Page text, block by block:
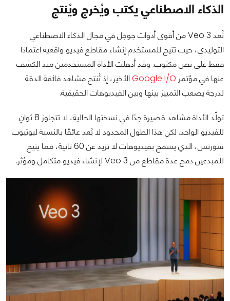
الذكاء الاصطناعي يكتب ويُخرج ويُنتج
تُعد Veo 3 من أقوى أدوات جوجل في مجال الذكاء الاصطناعي
التوليدي، حيث تتيح للمستخدم إنشاء مقاطع فيديو واقعية اعتمادًا
فقط على نص مكتوب. وقد أذهلت الأداة المستخدمين منذ الكشف
عنها في مؤتمر Google I/Oالأخير، إذ تُنتج مشاهد فائقة الدقة
لدرجة يصعب التمييز بينها وبين الفيديوهات الحقيقية.
تولّد الأداة مشاهد قصيرة جدًا في نسختها الحالية، لا تتجاوز 8 ثوانٍ
للفيديو الواحد. لكن هذا الطول المحدود لا يُعد عائقًا بالنسبة ليوتيوب
شورتس، الذي يسمح بفيديوهات لا تزيد عن 60 ثانية، مما يتيح
للمبدعين دمج عدة مقاطع من Veo 3 لإنشاء فيديو متكامل ومؤثر.